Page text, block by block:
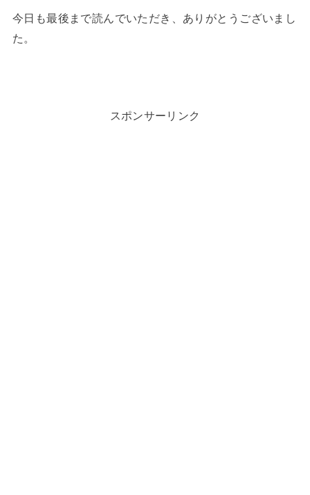
今日も最後まで読んでいただき、ありがとうございまし
た。
スポンサーリンク